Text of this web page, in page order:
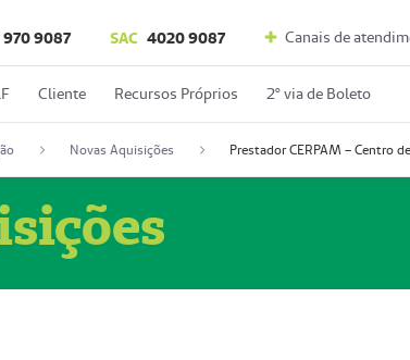
9087 SAC 4020 9087 Canais de
Cliente Recursos Próprios 2º via de Boleto
Novas Aquisições